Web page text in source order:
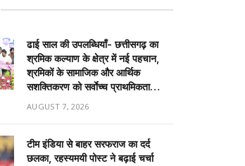
ढाई साल की उपलब्धियाँ- छत्तीसगढ़ का
श्रमिक कल्याण के क्षेत्र में नई पहचान,
श्रमिकों के सामाजिक और आर्थिक
सशक्तिकरण को सर्वाेच्च प्राथमिकता…
AUGUST 7, 2026
टीम इंडिया से बाहर सरफराज का दर्द
छलका, रहस्यमयी पोस्ट ने बढ़ाई चर्चा